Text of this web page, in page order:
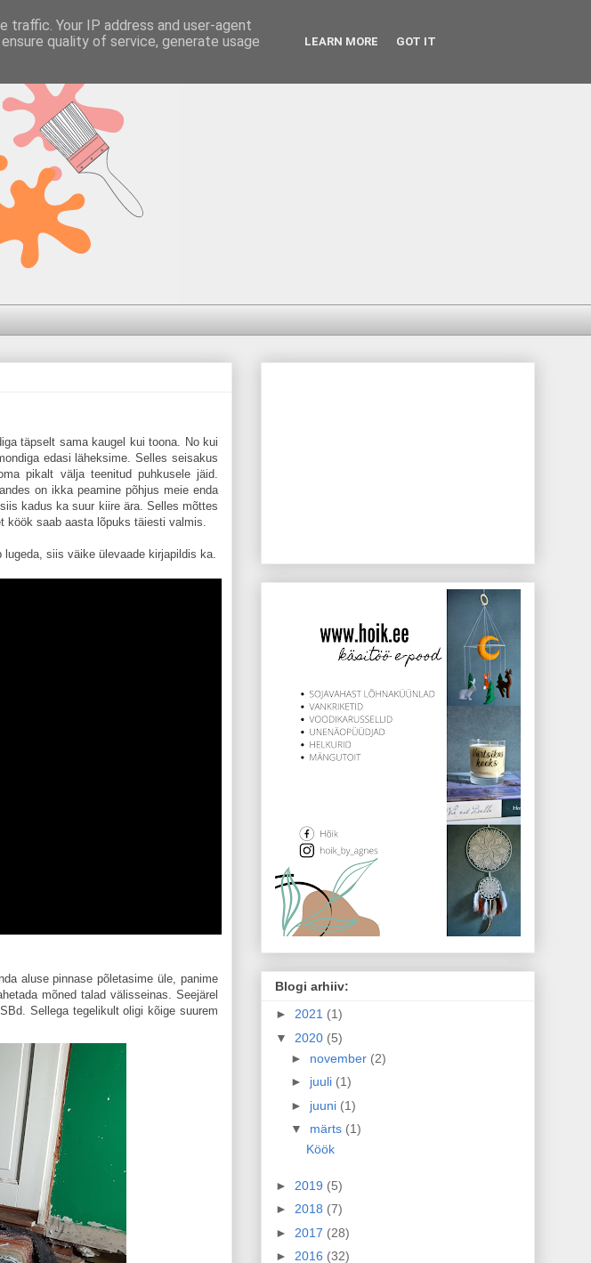
täpselt sama kaugel kui toona. No kui
edasi läheksime. Selles seisakus
pikalt välja teenitud puhkusele jäid.
on ikka peamine põhjus meie enda
kadus ka suur kiire ära. Selles mõttes
köök saab aasta lõpuks täiesti valmis.
siis väike ülevaade kirjapildis ka.
aluse pinnase põletasime üle, panime
mõned talad välisseinas. Seejärel
Sellega tegelikult oligi kõige suurem
Blogi arhiiv:
► 2021 (1)
▼ 2020 (5)
► november (2)
► juuli (1)
► juuni (1)
▼ märts (1)
Köök
► 2019 (5)
► 2018 (7)
► 2017 (28)
► 2016 (32)
Your IP address and user-agent
quality of service, generate usage
LEARN MORE GOT IT